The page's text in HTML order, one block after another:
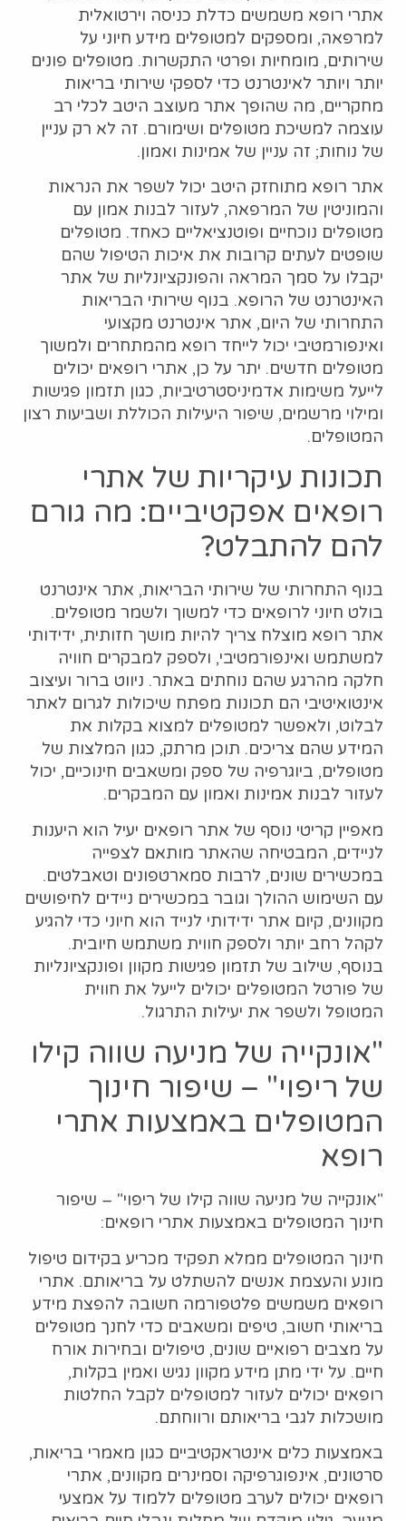
אתרי רופא משמשים כדלת כניסה וירטואלית
למרפאה, ומספקים למטופלים מידע חיוני על
שירותים, מומחיות ופרטי התקשרות. מטופלים פונים
יותר ויותר לאינטרנט כדי לספקי שירותי בריאות
מחקריים, מה שהופך אתר מעוצב היטב לכלי רב
עוצמה למשיכת מטופלים ושימורם. זה לא רק עניין
של נוחות; זה עניין של אמינות ואמון.
אתר רופא מתוחזק היטב יכול לשפר את הנראות
והמוניטין של המרפאה, לעזור לבנות אמון עם
מטופלים נוכחיים ופוטנציאליים כאחד. מטופלים
שופטים לעתים קרובות את איכות הטיפול שהם
יקבלו על סמך המראה והפונקציונליות של אתר
האינטרנט של הרופא. בנוף שירותי הבריאות
התחרותי של היום, אתר אינטרנט מקצועי
ואינפורמטיבי יכול לייחד רופא מהמתחרים ולמשוך
מטופלים חדשים. יתר על כן, אתרי רופאים יכולים
לייעל משימות אדמיניסטרטיביות, כגון תזמון פגישות
ומילוי מרשמים, שיפור היעילות הכוללת ושביעות רצון
המטופלים.
תכונות עיקריות של אתרי
רופאים אפקטיביים: מה גורם
להם להתבלט?
בנוף התחרותי של שירותי הבריאות, אתר אינטרנט
בולט חיוני לרופאים כדי למשוך ולשמר מטופלים.
אתר רופא מוצלח צריך להיות מושך חזותית, ידידותי
למשתמש ואינפורמטיבי, ולספק למבקרים חוויה
חלקה מהרגע שהם נוחתים באתר. ניווט ברור ועיצוב
אינטואיטיבי הם תכונות מפתח שיכולות לגרום לאתר
לבלוט, ולאפשר למטופלים למצוא בקלות את
המידע שהם צריכים. תוכן מרתק, כגון המלצות של
מטופלים, ביוגרפיה של ספק ומשאבים חינוכיים, יכול
לעזור לבנות אמינות ואמון עם המבקרים.
מאפיין קריטי נוסף של אתר רופאים יעיל הוא היענות
לניידים, המבטיחה שהאתר מותאם לצפייה
במכשירים שונים, לרבות סמארטפונים וטאבלטים.
עם השימוש ההולך וגובר במכשירים ניידים לחיפושים
מקוונים, קיום אתר ידידותי לנייד הוא חיוני כדי להגיע
לקהל רחב יותר ולספק חווית משתמש חיובית.
בנוסף, שילוב של תזמון פגישות מקוון ופונקציונליות
של פורטל המטופלים יכולים לייעל את חווית
המטופל ולשפר את יעילות התרגול.
"אונקייה של מניעה שווה קילו
של ריפוי" – שיפור חינוך
המטופלים באמצעות אתרי
רופא
"אונקייה של מניעה שווה קילו של ריפוי" – שיפור
חינוך המטופלים באמצעות אתרי רופאים:
חינוך המטופלים ממלא תפקיד מכריע בקידום טיפול
מונע והעצמת אנשים להשתלט על בריאותם. אתרי
רופאים משמשים פלטפורמה חשובה להפצת מידע
בריאותי חשוב, טיפים ומשאבים כדי לחנך מטופלים
על מצבים רפואיים שונים, טיפולים ובחירות אורח
חיים. על ידי מתן מידע מקוון נגיש ואמין בקלות,
רופאים יכולים לעזור למטופלים לקבל החלטות
מושכלות לגבי בריאותם ורווחתם.
באמצעות כלים אינטראקטיביים כגון מאמרי בריאות,
סרטונים, אינפוגרפיקה וסמינרים מקוונים, אתרי
רופאים יכולים לערב מטופלים ללמוד על אמצעי